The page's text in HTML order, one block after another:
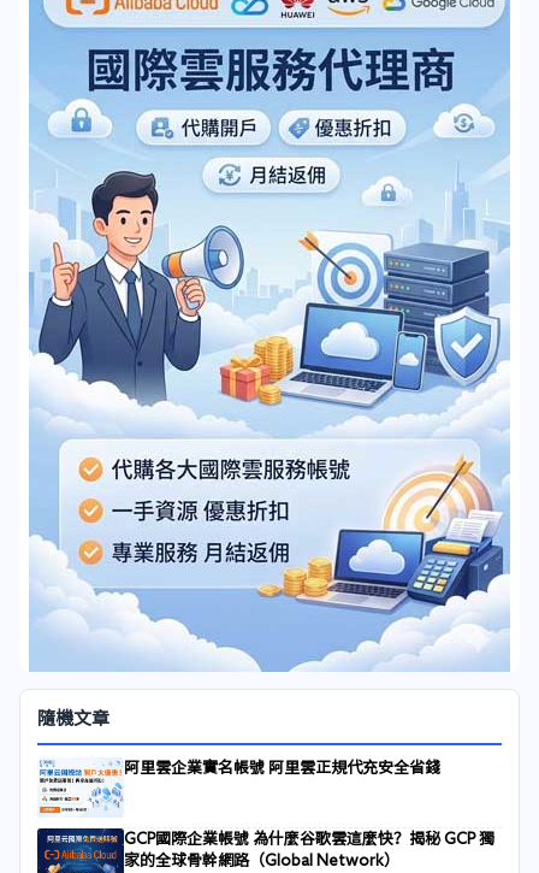
隨機文章
阿里雲企業實名帳號 阿里雲正規代充安全省錢
GCP國際企業帳號 為什麼谷歌雲這麼快？揭秘 GCP 獨
家的全球骨幹網路（Global Network）